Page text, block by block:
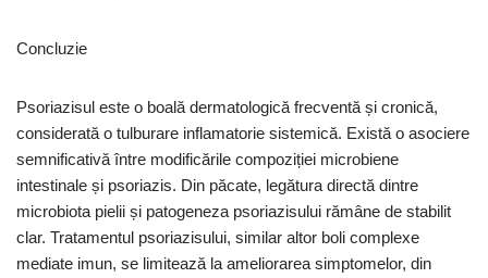
Concluzie
Psoriazisul este o boală dermatologică frecventă și cronică,
considerată o tulburare inflamatorie sistemică. Există o asociere
semnificativă între modificările compoziției microbiene
intestinale și psoriazis. Din păcate, legătura directă dintre
microbiota pielii și patogeneza psoriazisului rămâne de stabilit
clar. Tratamentul psoriazisului, similar altor boli complexe
mediate imun, se limitează la ameliorarea simptomelor, din